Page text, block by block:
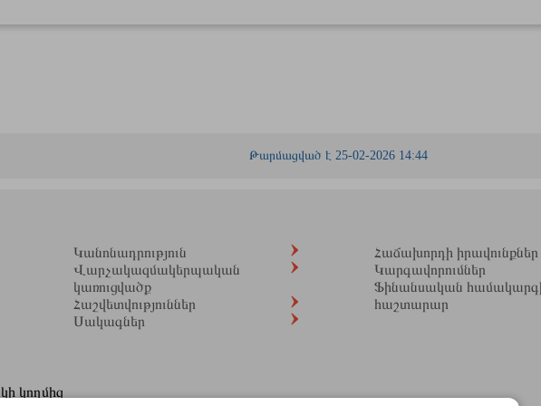
Թարմացված է 25-02-2026 14:44
Կանոնադրություն
Վարչակազմակերպական
կառուցվածք
Հաշվետվություններ
Սակագներ
Հաճախորդի իրավունքներ
Կարգավորումներ
Ֆինանսական
հաշտարար
կողմից